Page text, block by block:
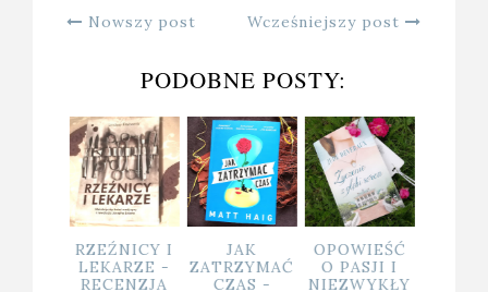
Nowszy post Wcześniejszy post
PODOBNE POSTY:
JAK
ZATRZYMAĆ
CZAS -
OPOWIEŚĆ
O PASJI I
NIEZWYKŁY
ORTODROM
A - PODRÓŻ
NA KRAŃCE